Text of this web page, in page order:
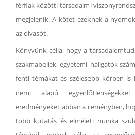
férfiak közötti társadalmi
megjelenik. A kötet ezeknek a
az olvasót.
Könyvünk célja, hogy a
szakmabeliek, egyetemi hallgatók
fenti témákat és szélesebb körben is
nemi alapú
eredményeket abban a reményben,
több kutatás és elméleti munka